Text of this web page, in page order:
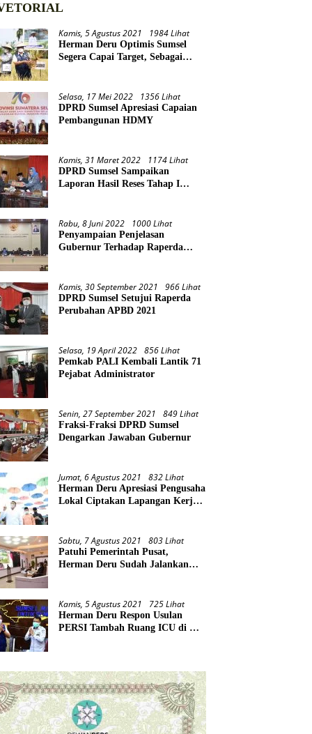
Kamis, 5 Agustus 2021 1984 Lihat
Herman Deru Optimis Sumsel
Segera Capai Target, Sebagai
Selasa, 17 Mei 2022 1356 Lihat
DPRD Sumsel Apresiasi Capaian
Pembangunan HDMY
Kamis, 31 Maret 2022 1174 Lihat
DPRD Sumsel Sampaikan
Laporan Hasil Reses Tahap I
Rabu, 8 Juni 2022 1000 Lihat
Penyampaian Penjelasan
Gubernur Terhadap Raperda
Kamis, 30 September 2021 966 Lihat
DPRD Sumsel Setujui Raperda
Perubahan APBD 2021
Selasa, 19 April 2022 856 Lihat
Pemkab PALI Kembali Lantik 71
Pejabat Administrator
Senin, 27 September 2021 849 Lihat
Fraksi-Fraksi DPRD Sumsel
Dengarkan Jawaban Gubernur
Jumat, 6 Agustus 2021 832 Lihat
Herman Deru Apresiasi Pengusaha
Lokal Ciptakan Lapangan Kerja
Sabtu, 7 Agustus 2021 803 Lihat
Patuhi Pemerintah Pusat,
Herman Deru Sudah Jalankan
Kamis, 5 Agustus 2021 725 Lihat
Herman Deru Respon Usulan
PERSI Tambah Ruang ICU di RS